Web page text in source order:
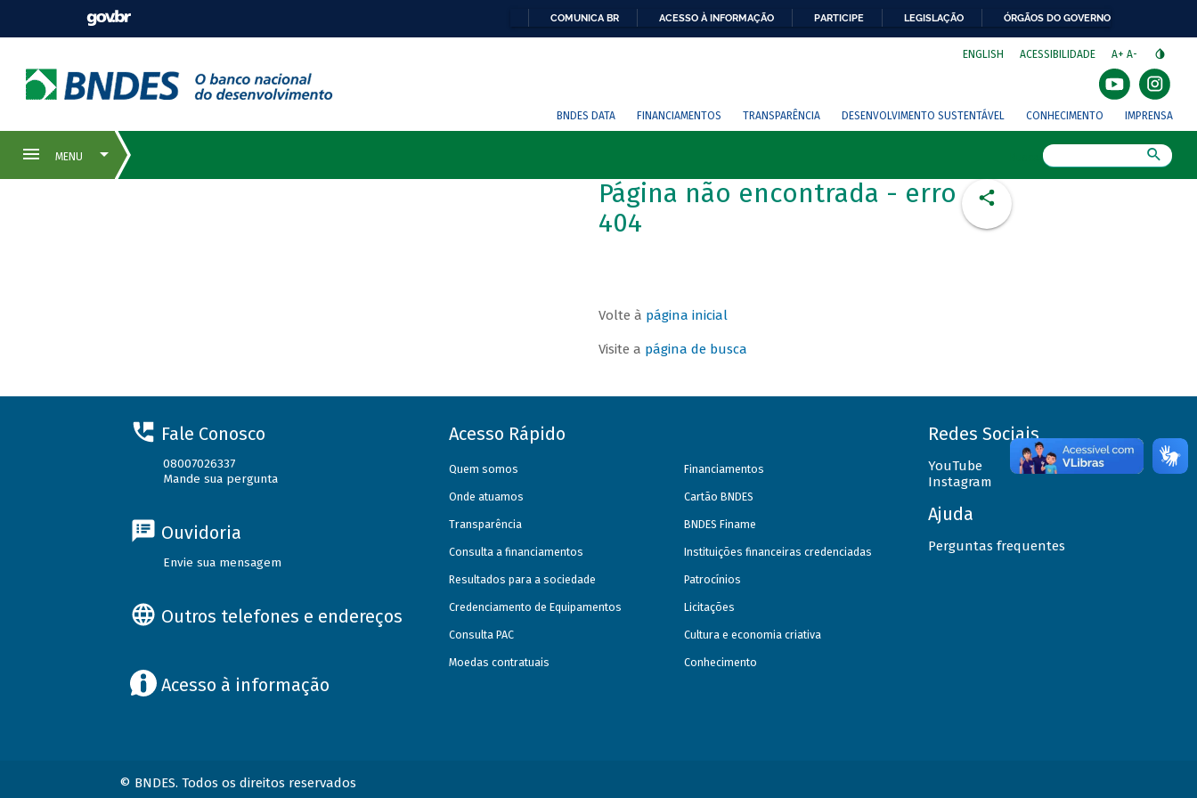
COMUNICA BR ACESSO À INFORMAÇÃO PARTICIPE LEGISLAÇÃO ÓRGÃOS DO GOVERNO
ENGLISH ACESSIBILIDADE A+ A-
BNDES DATA FINANCIAMENTOS TRANSPARÊNCIA DESENVOLVIMENTO SUSTENTÁVEL CONHECIMENTO IMPRENSA
Página não encontrada - erro
404
Volte à página inicial
Visite a página de busca
Fale Conosco
08007026337
Mande sua pergunta
Ouvidoria
Envie sua mensagem
Outros telefones e endereços
Acesso à informação
Acesso Rápido
Quem somos
Onde atuamos
Transparência
Consulta a financiamentos
Resultados para a sociedade
Credenciamento de Equipamentos
Consulta PAC
Moedas contratuais
Financiamentos
Cartão BNDES
BNDES Finame
Instituições financeiras credenciadas
Patrocínios
Licitações
Cultura e economia criativa
Conhecimento
Redes Sociais
YouTube
Instagram
Ajuda
Perguntas frequentes
© BNDES. Todos os direitos reservados